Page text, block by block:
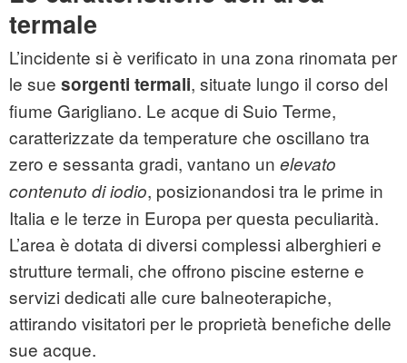
termale
L’incidente si è verificato in una zona rinomata per
le sue sorgenti termali, situate lungo il corso del
fiume Garigliano. Le acque di Suio Terme,
caratterizzate da temperature che oscillano tra
zero e sessanta gradi, vantano un elevato
contenuto di iodio, posizionandosi tra le prime in
Italia e le terze in Europa per questa peculiarità.
L’area è dotata di diversi complessi alberghieri e
strutture termali, che offrono piscine esterne e
servizi dedicati alle cure balneoterapiche,
attirando visitatori per le proprietà benefiche delle
sue acque.